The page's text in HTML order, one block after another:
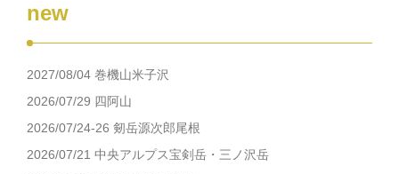
new
2027/08/04 巻機山米子沢
2026/07/29 四阿山
2026/07/24-26 剱岳源次郎尾根
2026/07/21 中央アルプス宝剣岳・三ノ沢岳